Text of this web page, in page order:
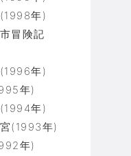
年)
冒険記
年)
年)
年)
(1993年)
年)